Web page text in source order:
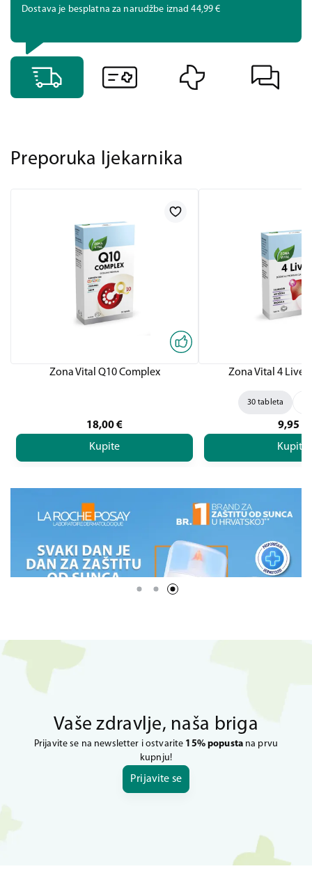
Dostava je besplatna za narudžbe iznad 44,99 €
Preporuka ljekarnika
Zona Vital Q10 Complex
18,00€
Kupite
Zona Vital 4
30 tableta
9,95
Kupite
Vaše zdravlje, naša briga
Prijavite se na newsletter i ostvarite 15% popustana prvu
kupnju!
Prijavite se